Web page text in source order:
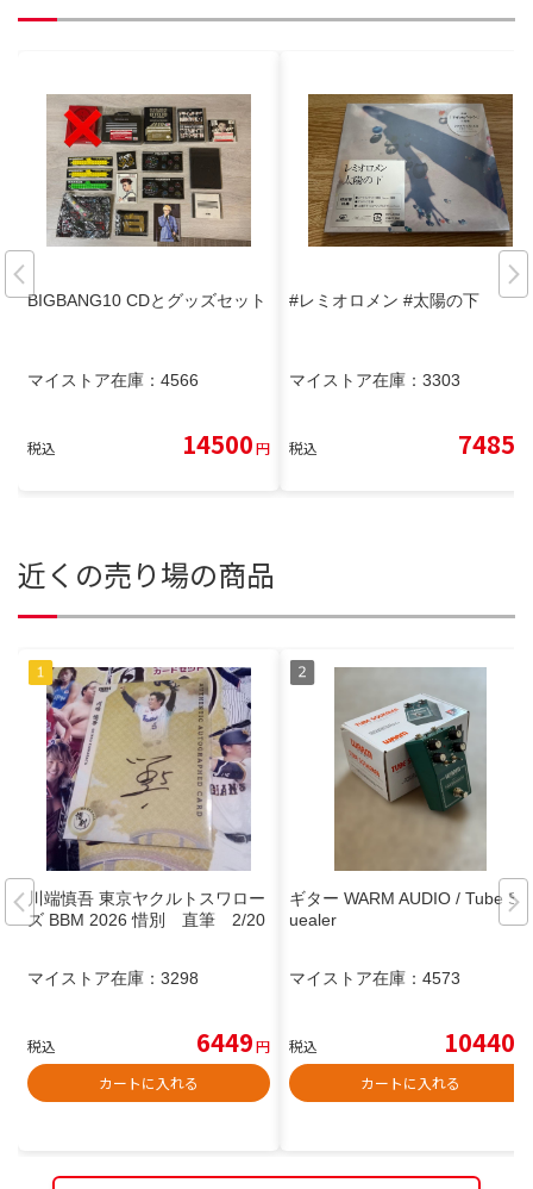
BIGBANG10 CDとグッズセット
マイストア在庫： 4566
税込 14500円
#レミオロメン #太陽の下
マイストア在庫： 3303
税込 7485
近くの売り場の商品
川端慎吾 東京ヤクルトスワロー
ズ BBM 2026 惜別 直筆 2/20
マイストア在庫： 3298
税込 6449円
カートに入れる
ギター WARM AUDIO / Tube Sq
uealer
マイストア在庫： 4573
税込 10440
カートに入れる